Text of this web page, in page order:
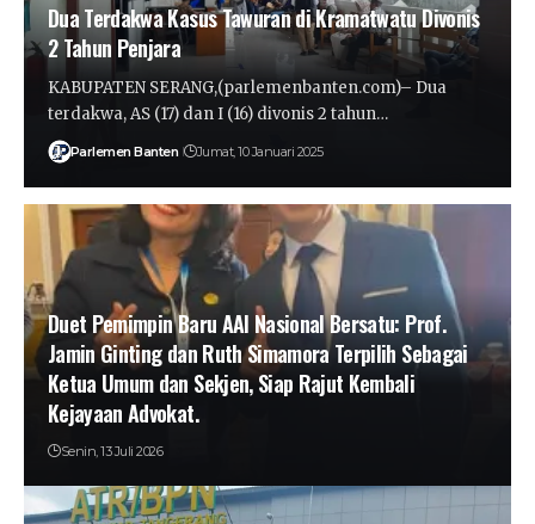
Dua Terdakwa Kasus Tawuran di Kramatwatu Divonis
2 Tahun Penjara
KABUPATEN SERANG,(parlemenbanten.com)– Dua
terdakwa, AS (17) dan I (16) divonis 2 tahun…
Parlemen Banten Jumat, 10 Januari 2025
Duet Pemimpin Baru AAI Nasional Bersatu: Prof.
Jamin Ginting dan Ruth Simamora Terpilih Sebagai
Ketua Umum dan Sekjen, Siap Rajut Kembali
Kejayaan Advokat.
Senin, 13 Juli 2026